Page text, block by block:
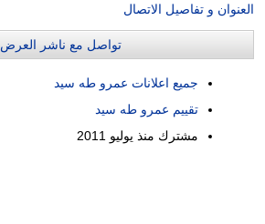
العنوان و تفاصيل الاتصال
تواصل مع ناشر العرض
جميع اعلانات عمرو طه سيد
تقييم عمرو طه سيد
مشترك منذ يوليو 2011